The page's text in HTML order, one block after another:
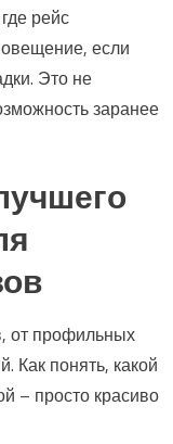
рейс
если
Это не
заранее
от профильных
Как понять, какой
– просто красиво